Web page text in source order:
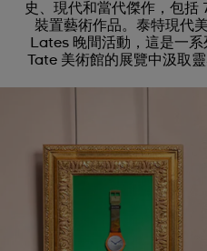
史、現代和當代傑作，包
裝置藝術作品。泰特現代
Lates 晚間活動，這是一
Tate 美術館的展覽中汲取